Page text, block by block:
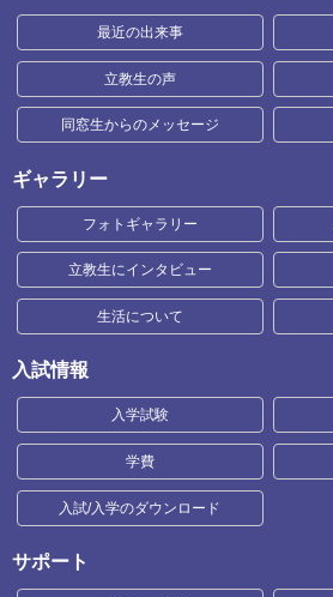
最近の出来事
立教生の声
同窓生からのメッセージ
ギャラリー
フォトギャラリー
立教生にインタビュー
生活について
入試情報
入学試験
学費
入試/入学のダウンロード
サポート